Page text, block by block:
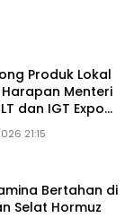
Produk Lokal
Menteri
dan IGT Expo
21:15
Bertahan di
Selat Hormuz